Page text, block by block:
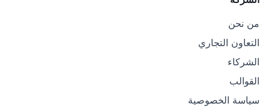
من نحن
التعاون التجاري
الشركاء
القوالب
سياسة الخصوصية